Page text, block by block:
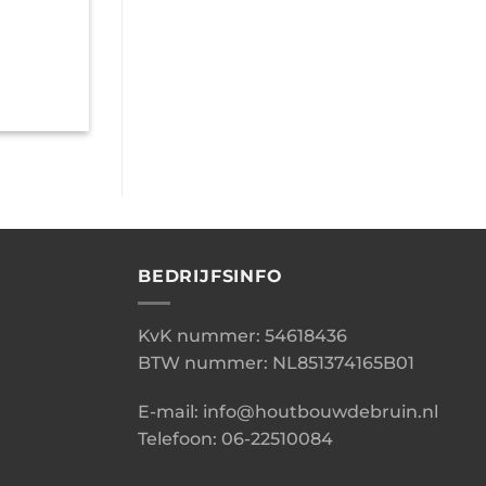
BEDRIJFSINFO
KvK nummer: 54618436
BTW nummer: NL851374165B01
E-mail: info@houtbouwdebruin.nl
Telefoon: 06-22510084